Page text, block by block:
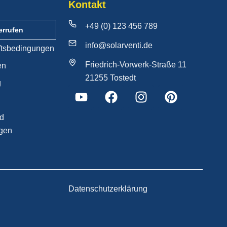
Kontakt
+49 (0) 123 456 789
info@solarventi.de
Friedrich-Vorwerk-Straße 11
21255 Tostedt
Datenschutzerklärung